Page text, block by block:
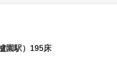
園駅）195床